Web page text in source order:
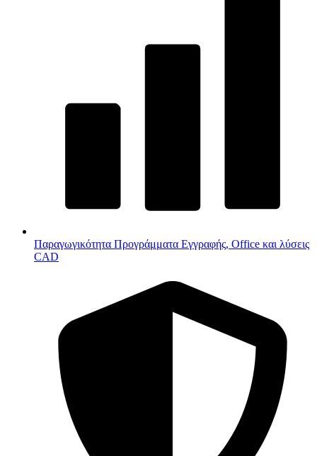
Παραγωγικότητα Προγράμματα Εγγραφής, Office και λύσεις
CAD